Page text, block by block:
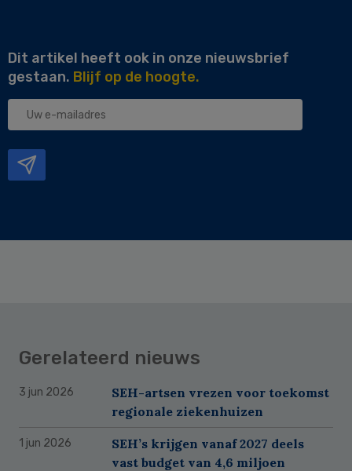
Dit artikel heeft ook in onze nieuwsbrief
gestaan. Blijf op de hoogte.
Uw
Gerelateerd nieuws
3 jun 2026
SEH-artsen vrezen voor toekomst
regionale ziekenhuizen
1 jun 2026
SEH’s krijgen vanaf 2027 deels
vast budget van 4,6 miljoen